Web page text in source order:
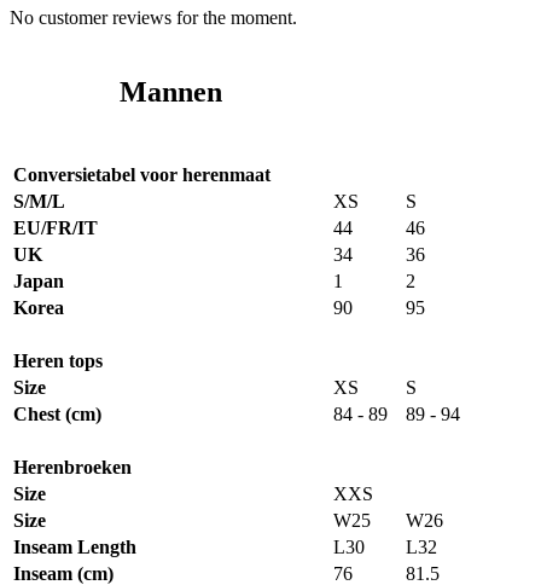
No customer reviews for the moment.
Mannen
Conversietabel voor herenmaat
S/M/L
XS
S
EU/FR/IT
44
46
UK
34
36
Japan
1
2
Korea
90 95
Heren tops
Size
XS
S
Chest (cm)
84 - 89 89 - 94
Herenbroeken
Size
XXS
Size
W25
W26
Inseam Length
L30
L32
Inseam (cm)
76 81.5